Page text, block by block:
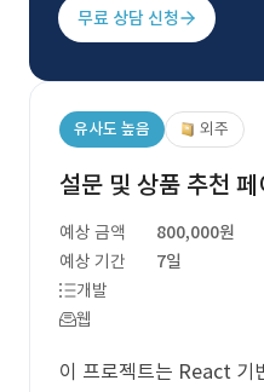
무료 상담 신청
유사도 높음 외주
설문 및 상품 추천
예상 금액
800,000원
예상 기간
7일
개발
웹
이 프로젝트는 React 기